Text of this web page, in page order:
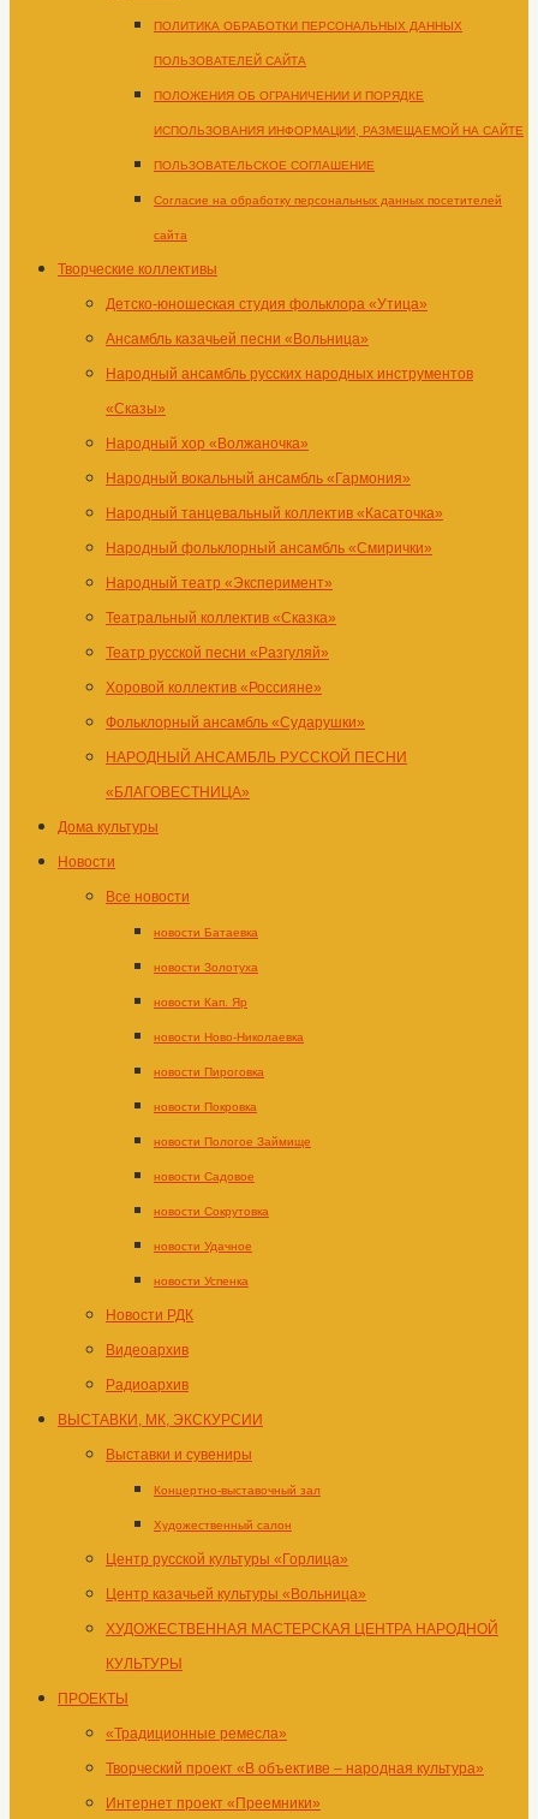
ПОЛИТИКА ОБРАБОТКИ ПЕРСОНАЛЬНЫХ ДАННЫХ
ПОЛЬЗОВАТЕЛЕЙ САЙТА
ПОЛОЖЕНИЯ ОБ ОГРАНИЧЕНИИ И ПОРЯДКЕ
ИСПОЛЬЗОВАНИЯ ИНФОРМАЦИИ, РАЗМЕЩАЕМОЙ НА САЙТЕ
ПОЛЬЗОВАТЕЛЬСКОЕ СОГЛАШЕНИЕ
Согласие на обработку персональных данных посетителей
сайта
Творческие коллективы
Детско-юношеская студия фольклора «Утица»
Ансамбль казачьей песни «Вольница»
Народный ансамбль русских народных инструментов
«Сказы»
Народный хор «Волжаночка»
Народный вокальный ансамбль «Гармония»
Народный танцевальный коллектив «Касаточка»
Народный фольклорный ансамбль «Смирички»
Народный театр «Эксперимент»
Театральный коллектив «Сказка»
Театр русской песни «Разгуляй»
Хоровой коллектив «Россияне»
Фольклорный ансамбль «Сударушки»
НАРОДНЫЙ АНСАМБЛЬ РУССКОЙ ПЕСНИ
«БЛАГОВЕСТНИЦА»
Дома культуры
Новости
Все новости
новости Батаевка
новости Золотуха
новости Кап. Яр
новости Ново-Николаевка
новости Пироговка
новости Покровка
новости Пологое Займище
новости Садовое
новости Сокрутовка
новости Удачное
новости Успенка
Новости РДК
Видеоархив
Радиоархив
ВЫСТАВКИ, МК, ЭКСКУРСИИ
Выставки и сувениры
Концертно-выставочный зал
Художественный салон
Центр русской культуры «Горлица»
Центр казачьей культуры «Вольница»
ХУДОЖЕСТВЕННАЯ МАСТЕРСКАЯ ЦЕНТРА НАРОДНОЙ
КУЛЬТУРЫ
ПРОЕКТЫ
«Традиционные ремесла»
Творческий проект «В объективе – народная культура»
Интернет проект «Преемники»